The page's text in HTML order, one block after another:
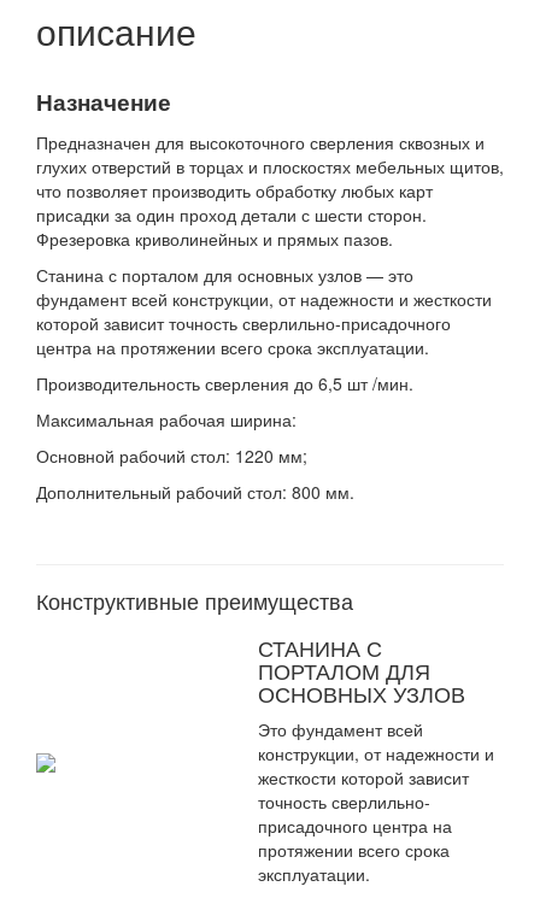
описание
Назначение
Предназначен для высокоточного сверления сквозных и
глухих отверстий в торцах и плоскостях мебельных щитов,
что позволяет производить обработку любых карт
присадки за один проход детали с шести сторон.
Фрезеровка криволинейных и прямых пазов.
Станина с порталом для основных узлов — это
фундамент всей конструкции, от надежности и жесткости
которой зависит точность сверлильно-присадочного
центра на протяжении всего срока эксплуатации.
Производительность сверления до 6,5 шт /мин.
Максимальная рабочая ширина:
Основной рабочий стол: 1220 мм;
Дополнительный рабочий стол: 800 мм.
Конструктивные преимущества
СТАНИНА С
ПОРТАЛОМ ДЛЯ
ОСНОВНЫХ УЗЛОВ
Это фундамент всей
конструкции, от надежности и
жесткости которой зависит
точность сверлильно-
присадочного центра на
протяжении всего срока
эксплуатации.